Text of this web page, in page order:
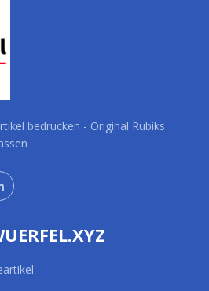
bedrucken - Original Rubiks